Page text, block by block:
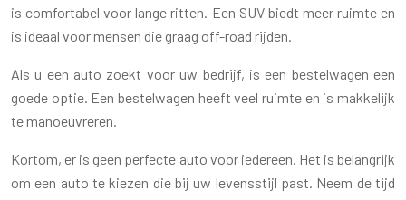
is comfortabel voor lange ritten. Een SUV biedt meer ruimte en
is ideaal voor mensen die graag off-road rijden.
Als u een auto zoekt voor uw bedrijf, is een bestelwagen een
goede optie. Een bestelwagen heeft veel ruimte en is makkelijk
te manoeuvreren.
Kortom, er is geen perfecte auto voor iedereen. Het is belangrijk
om een auto te kiezen die bij uw levensstijl past. Neem de tijd